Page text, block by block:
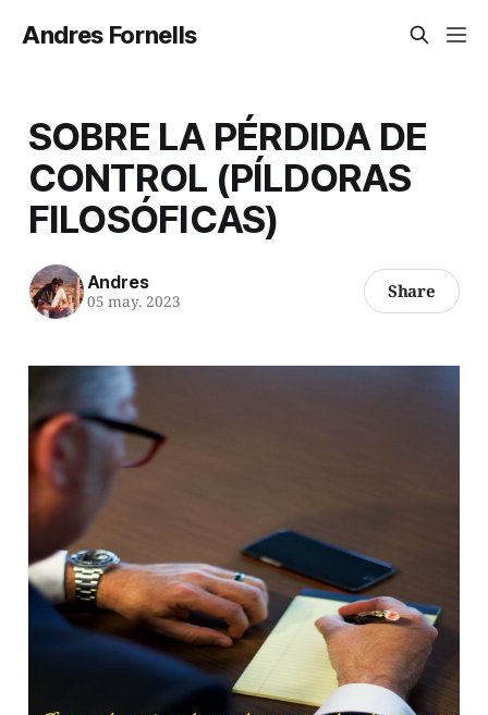
Andres Fornells
SOBRE LA PÉRDIDA DE
CONTROL (PÍLDORAS
FILOSÓFICAS)
Andres
05 may. 2023 Share